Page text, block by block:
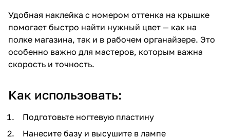
Удобная наклейка с номером оттенка на крышке
помогает быстро найти нужный цвет — как на
полке магазина, так и в рабочем органайзере. Это
особенно важно для мастеров, которым важна
скорость и точность.
Как использовать:
Подготовьте ногтевую пластину
Нанесите базу и высушите в лампе